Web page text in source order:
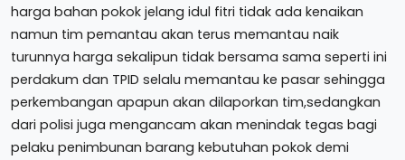
harga bahan pokok jelang idul fitri tidak ada kenaikan
namun tim pemantau akan terus memantau naik
turunnya harga sekalipun tidak bersama sama seperti ini
perdakum dan TPID selalu memantau ke pasar sehingga
perkembangan apapun akan dilaporkan tim,sedangkan
dari polisi juga mengancam akan menindak tegas bagi
pelaku penimbunan barang kebutuhan pokok demi